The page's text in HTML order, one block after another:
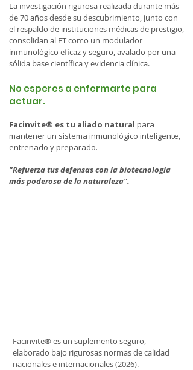
La investigación rigurosa realizada durante más
de 70 años desde su descubrimiento, junto con
el respaldo de instituciones médicas de prestigio,
consolidan al FT como un modulador
inmunológico eficaz y seguro, avalado por una
sólida base científica y evidencia clínica.
No esperes a enfermarte para
actuar.
Facinvite® es tu aliado natural para
mantener un sistema inmunológico inteligente,
entrenado y preparado.
"Refuerza tus defensas con la biotecnología
más poderosa de la naturaleza".
Facinvite® es un suplemento seguro,
elaborado bajo rigurosas normas de calidad
nacionales e internacionales (2026).